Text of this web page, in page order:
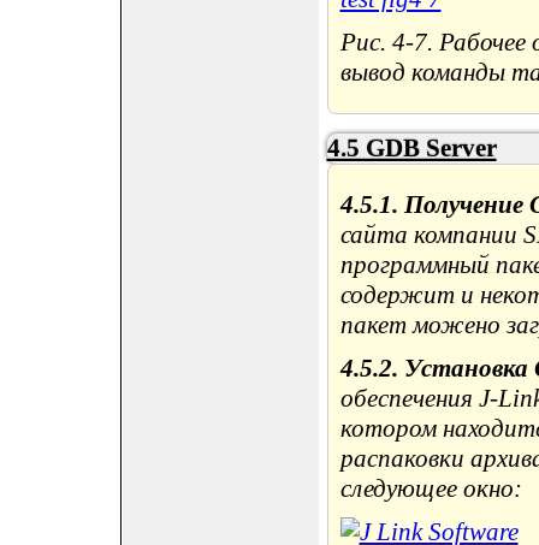
Рис. 4-7. Рабочее
вывод команды
4.5 GDB Server
4.5.1. Получение
сайта компании
программный
содержит и
пакет можено
4.5.2. Установка
обеспечения J-
котором
распаковки
следующее окно: